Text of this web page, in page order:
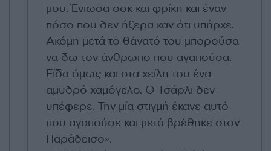
μου. Ένιωσα σοκ και φρίκη και έναν
πόσο που δεν ήξερα καν ότι υπήρχε.
Ακόμη μετά το θάνατό του μπορούσα
να δω τον άνθρωπο που αγαπούσα.
Είδα όμως και στα χείλη του ένα
αμυδρό χαμόγελο. Ο Τσάρλι δεν
υπέφερε. Την μία στιγμή έκανε αυτό
που αγαπούσε και μετά βρέθηκε στον
Παράδεισο».